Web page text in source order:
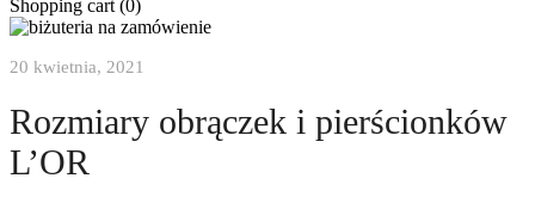
Shopping cart (0)
20 kwietnia, 2021
Rozmiary obrączek i pierścionków
L’OR